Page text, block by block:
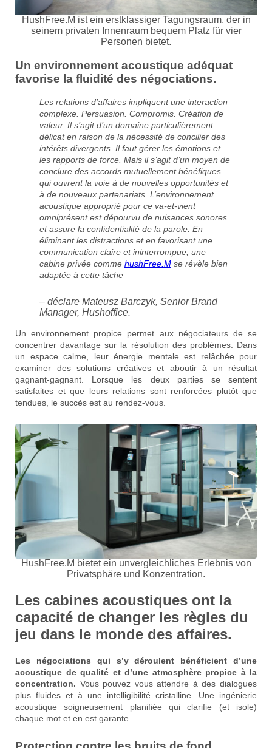
HushFree.M ist ein erstklassiger Tagungsraum, der in
seinem privaten Innenraum bequem Platz für vier
Personen bietet.
Un environnement acoustique adéquat
favorise la fluidité des négociations.
Les relations d’affaires impliquent une interaction
complexe. Persuasion. Compromis. Création de
valeur. Il s’agit d’un domaine particulièrement
délicat en raison de la nécessité de concilier des
intérêts divergents. Il faut gérer les émotions et
les rapports de force. Mais il s’agit d’un moyen de
conclure des accords mutuellement bénéfiques
qui ouvrent la voie à de nouvelles opportunités et
à de nouveaux partenariats. L’environnement
acoustique approprié pour ce va-et-vient
omniprésent est dépourvu de nuisances sonores
et assure la confidentialité de la parole. En
éliminant les distractions et en favorisant une
communication claire et ininterrompue, une
cabine privée comme hushFree.M se révèle bien
adaptée à cette tâche
– déclare Mateusz Barczyk, Senior Brand
Manager, Hushoffice.
Un environnement propice permet aux négociateurs de se
concentrer davantage sur la résolution des problèmes. Dans
un espace calme, leur énergie mentale est relâchée pour
examiner des solutions créatives et aboutir à un résultat
gagnant-gagnant. Lorsque les deux parties se sentent
satisfaites et que leurs relations sont renforcées plutôt que
tendues, le succès est au rendez-vous.
HushFree.M bietet ein unvergleichliches Erlebnis von
Privatsphäre und Konzentration.
Les cabines acoustiques ont la
capacité de changer les règles du
jeu dans le monde des affaires.
Les négociations qui s’y déroulent bénéficient d’une
acoustique de qualité et d’une atmosphère propice à la
concentration. Vous pouvez vous attendre à des dialogues
plus fluides et à une intelligibilité cristalline. Une ingénierie
acoustique soigneusement planifiée qui clarifie (et isole)
chaque mot et en est garante.